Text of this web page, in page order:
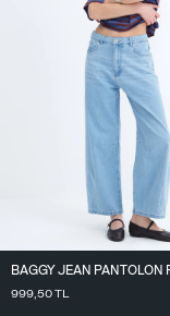
999,50TL